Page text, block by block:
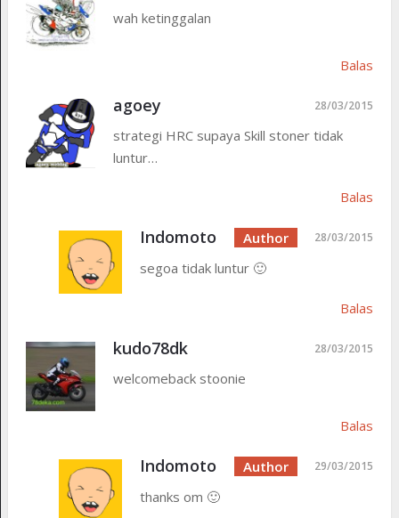
wah ketinggalan
Balas
agoey 28/03/2015
strategi HRC supaya Skill stoner tidak
luntur…
Balas
Indomoto 28/03/2015
segoa tidak luntur 🙂
Balas
kudo78dk 28/03/2015
welcomeback stoonie
Balas
Indomoto 29/03/2015
thanks om 🙂